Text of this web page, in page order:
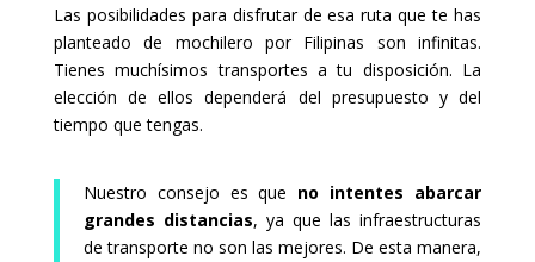
Las posibilidades para disfrutar de esa ruta que te has
planteado de mochilero por Filipinas son infinitas.
Tienes muchísimos transportes a tu disposición. La
elección de ellos dependerá del presupuesto y del
tiempo que tengas.
Nuestro consejo es que no intentes abarcar
grandes distancias, ya que las infraestructuras
de transporte no son las mejores. De esta manera,